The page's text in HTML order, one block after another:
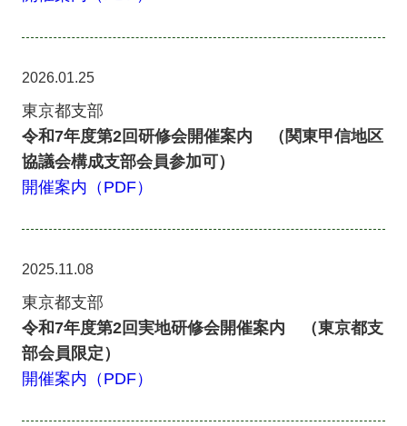
2026.01.25
東京都支部
令和7年度第2回研修会開催案内 （関東甲信地区
協議会構成支部会員参加可）
開催案内（PDF）
2025.11.08
東京都支部
令和7年度第2回実地研修会開催案内 （東京都支
部会員限定）
開催案内（PDF）